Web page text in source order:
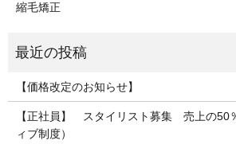
縮毛矯正
【価格改定のお知らせ】
【正社員】 スタイリスト募集 売上の50
ィブ制度）